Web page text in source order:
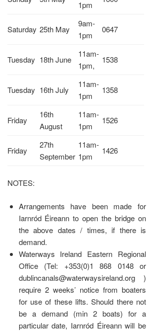
1pm
Saturday 25th May
9am-
1pm
0647
Tuesday 18th June
11am-
1pm,
1538
Tuesday 16th July
11am-
1pm
1358
Friday
16th
August
11am-
1pm
1526
Friday
27th
September
11am-
1pm
1426
NOTES:
Arrangements have been made for
Iarnród Éireann to open the bridge on
the above dates / times, if there is
demand.
Waterways Ireland Eastern Regional
Office (Tel: +353(0)1 868 0148 or
dublincanals@waterwaysireland.org )
require 2 weeks’ notice from boaters
for use of these lifts. Should there not
be a demand (min 2 boats) for a
particular date, Iarnród Éireann will be